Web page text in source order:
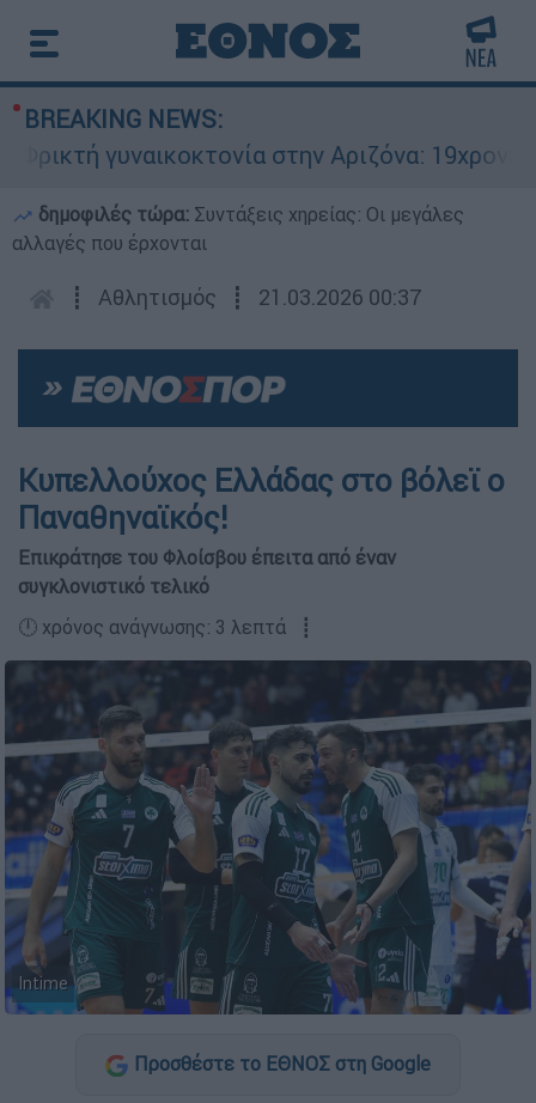
BREAKING NEWS:
γυναικοκτονία στην Αριζόνα: 19χρονη
δημοφιλές τώρα: Συντάξεις χηρείας: Οι μεγάλες
αλλαγές που έρχονται
┋ Αθλητισμός ┋ 21.03.2026 00:37
Κυπελλούχος Ελλάδας στο βόλεϊ ο
Παναθηναϊκός!
Επικράτησε του Φλοίσβου έπειτα από έναν
συγκλονιστικό τελικό
🕛 χρόνος ανάγνωσης: 3 λεπτά ┋
Intime
Προσθέστε το ΕΘΝΟΣ στη Google